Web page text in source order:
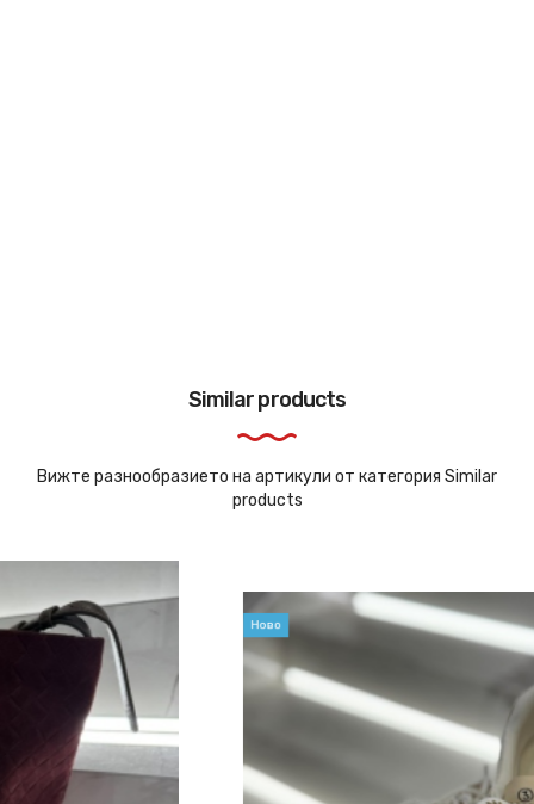
Similar products
Вижте разнообразието на артикули от категория Similar
products